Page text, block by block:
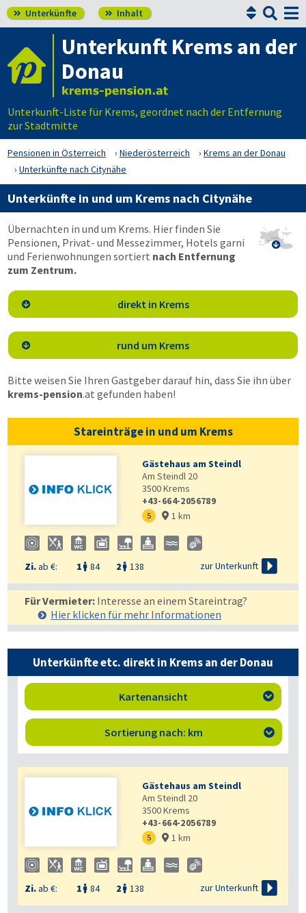
 Unterkünfte  Inhalt 

Unterkunft Krems an der
Donau
Unterkunft-Liste für Krems, geordnet nach der Entfernung
zur Stadtmitte
Pensionen in Österreich Niederösterreich
Krems an der Donau
Unterkünfte nach Citynähe
Unterkünfte in und um Krems nach Citynähe

Übernachten in und um Krems. Hier finden Sie
Pensionen, Privat- und Messezimmer, Hotels garni
und Ferienwohnungen sortiert nach Entfernung
zum Zentrum.
 direkt in Krems
 rund um Krems
Bitte weisen Sie Ihren Gastgeber darauf hin, dass Sie ihn über
krems-pension.at gefunden haben!
Stareinträge in und um Krems
Gästehaus am Steindl
Am Steindl 20
3500Krems
+43-664-2056789
5  1 km
Zi.ab €: 1  84 2  138 zur Unterkunft 
Für Vermieter: Interesse an einem Stareintrag?
Hier klicken für mehr Informationen
Unterkünfte etc. direkt in Krems an der Donau
Kartenansicht 
Sortierung nach: km 
Gästehaus am Steindl
Am Steindl 20
3500Krems
+43-664-2056789
5  1 km
Zi.ab €: 1  84 2  138 zur Unterkunft 